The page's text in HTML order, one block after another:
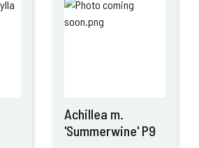
Achillea m.
'Summerwine' P9